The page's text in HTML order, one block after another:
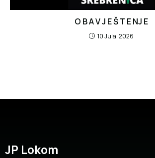
O B A V J E Š T E NJ E
10 Jula, 2026
JP Lokom